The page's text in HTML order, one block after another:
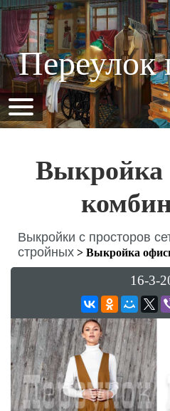
Выкройка
Выкройки с просторов
стройных > Выкройка
16-3-